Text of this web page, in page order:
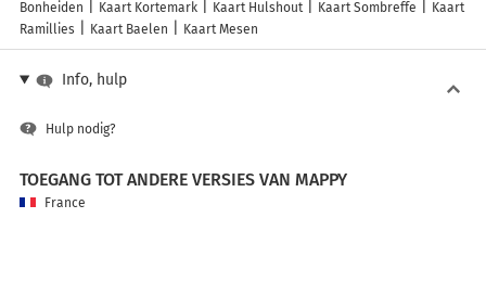
Bonheiden
Kaart Kortemark Kaart Hulshout Kaart Sombreffe
Kaart
Ramillies
Kaart Baelen Kaart Mesen
Info, hulp
Hulp nodig?
TOEGANG TOT ANDERE VERSIES VAN MAPPY
France